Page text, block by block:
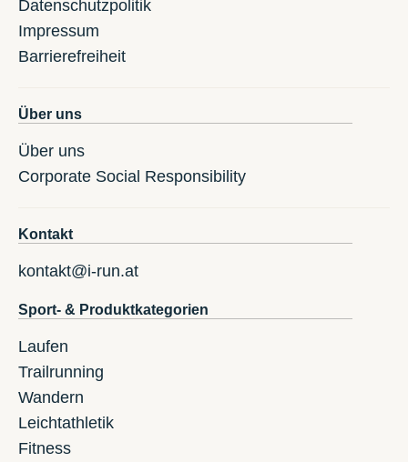
Datenschutzpolitik
Impressum
Barrierefreiheit
Über uns
Über uns
Corporate Social Responsibility
Kontakt
kontakt@i-run.at
Sport- & Produktkategorien
Laufen
Trailrunning
Wandern
Leichtathletik
Fitness